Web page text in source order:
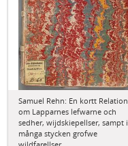
Samuel Rehn: En kortt Relation
om Lapparnes lefwarne och
sedher, wijdskiepellser, sampt i
många stycken grofwe
wildfarellser